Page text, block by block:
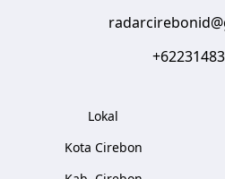
Lokal
Kota Cirebon